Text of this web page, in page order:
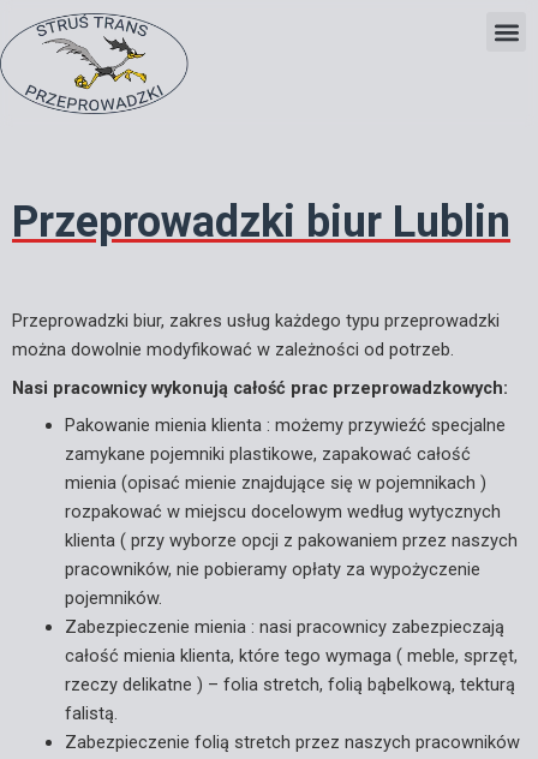
to
content
Przeprowadzki biur Lublin
Przeprowadzki biur, zakres usług każdego typu przeprowadzki
można dowolnie modyfikować w zależności od potrzeb.
Nasi pracownicy wykonują całość prac przeprowadzkowych:
Pakowanie mienia klienta : możemy przywieźć specjalne
zamykane pojemniki plastikowe, zapakować całość
mienia (opisać mienie znajdujące się w pojemnikach )
rozpakować w miejscu docelowym według wytycznych
klienta ( przy wyborze opcji z pakowaniem przez naszych
pracowników, nie pobieramy opłaty za wypożyczenie
pojemników.
Zabezpieczenie mienia : nasi pracownicy zabezpieczają
całość mienia klienta, które tego wymaga ( meble, sprzęt,
rzeczy delikatne ) – folia stretch, folią bąbelkową, tekturą
falistą.
Zabezpieczenie folią stretch przez naszych pracowników